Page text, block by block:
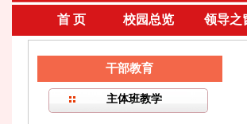
首 页 校园总览 领导之
干部教育
主体班教学